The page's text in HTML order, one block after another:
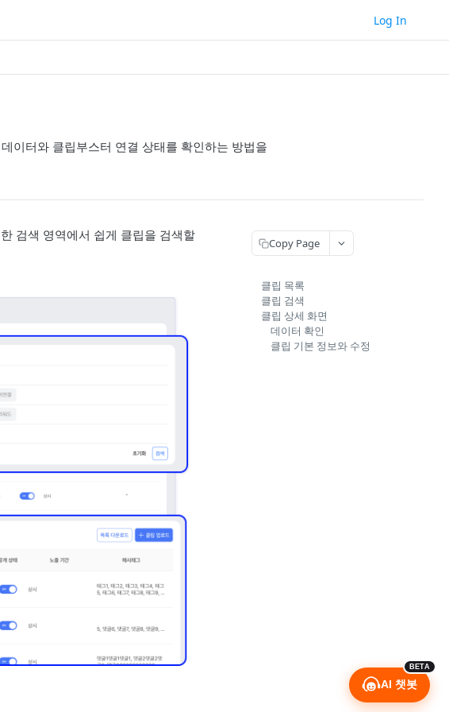
Log In
이터와 클립부스터 연결 상태를 확인하는 방법을
검색 영역에서 쉽게 클립을 검색할
Copy Page
클립 목록
클립 검색
클립 상세 화면
데이터 확인
클립 기본 정보와 수정
BETA
AI 챗봇